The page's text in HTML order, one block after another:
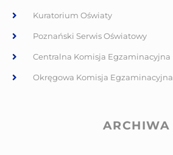
Kuratorium Oświaty
Poznański Serwis Oświatowy
Centralna Komisja Egzaminacyjna
Okręgowa Komisja Egzaminacyjna
ARCHIWA